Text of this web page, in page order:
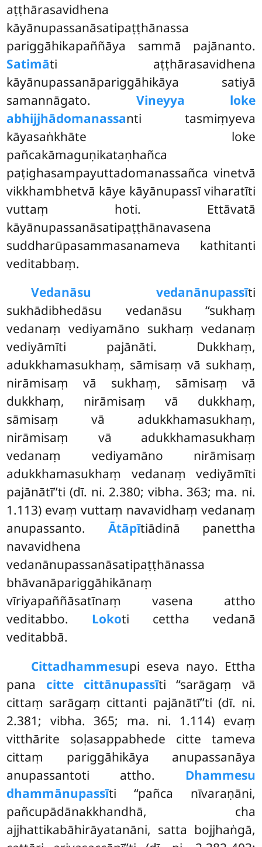
aṭṭhārasavidhena
kāyānupassanāsatipaṭṭhānassa
pariggāhikapaññāya sammā pajānanto.
Satimāti aṭṭhārasavidhena
kāyānupassanāpariggāhikāya satiyā
samannāgato. Vineyya loke
abhijjhādomanassanti tasmiṃyeva
kāyasaṅkhāte loke
pañcakāmaguṇikataṇhañca
paṭighasampayuttadomanassañca vinetvā
vikkhambhetvā kāye kāyānupassī viharatīti
vuttaṃ hoti. Ettāvatā
kāyānupassanāsatipaṭṭhānavasena
suddharūpasammasanameva kathitanti
veditabbaṃ.
Vedanāsu vedanānupassīti
sukhādibhedāsu vedanāsu ‘‘sukhaṃ
vedanaṃ vediyamāno sukhaṃ vedanaṃ
vediyāmīti pajānāti. Dukkhaṃ,
adukkhamasukhaṃ, sāmisaṃ vā sukhaṃ,
nirāmisaṃ vā sukhaṃ, sāmisaṃ vā
dukkhaṃ, nirāmisaṃ vā dukkhaṃ,
sāmisaṃ vā adukkhamasukhaṃ,
nirāmisaṃ vā adukkhamasukhaṃ
vedanaṃ vediyamāno nirāmisaṃ
adukkhamasukhaṃ vedanaṃ vediyāmīti
pajānātī’’ti (dī. ni. 2.380; vibha. 363; ma. ni.
1.113) evaṃ vuttaṃ navavidhaṃ vedanaṃ
anupassanto. Ātāpītiādinā panettha
navavidhena
vedanānupassanāsatipaṭṭhānassa
bhāvanāpariggāhikānaṃ
vīriyapaññāsatīnaṃ vasena attho
veditabbo. Lokoti cettha vedanā
veditabbā.
Cittadhammesupi eseva nayo. Ettha
pana citte cittānupassīti ‘‘sarāgaṃ vā
cittaṃ sarāgaṃ cittanti pajānātī’’ti (dī. ni.
2.381; vibha. 365; ma. ni. 1.114) evaṃ
vitthārite soḷasappabhede citte tameva
cittaṃ pariggāhikāya anupassanāya
anupassantoti attho. Dhammesu
dhammānupassīti ‘‘pañca nīvaraṇāni,
pañcupādānakkhandhā, cha
ajjhattikabāhirāyatanāni, satta bojjhaṅgā,